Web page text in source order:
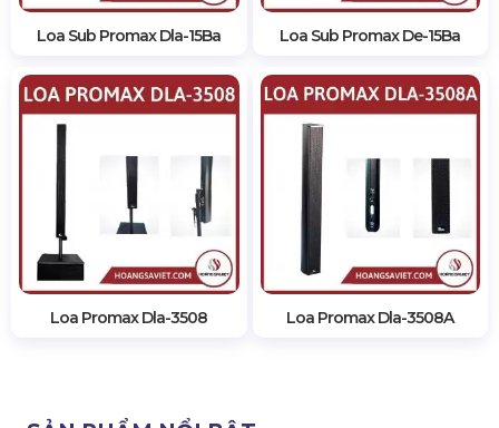
Loa Sub Promax Dla-15Ba Loa Sub Promax De-15Ba
Loa Promax Dla-3508 Loa Promax Dla-3508A